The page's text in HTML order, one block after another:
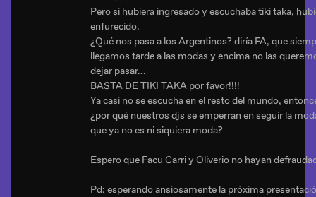
Pero si hubiera ingresado y escuchaba tiki taka,
enfurecido.
¿Qué nos pasa a los Argentinos? diría FA, que
llegamos tarde a las modas y encima no las
dejar pasar...
BASTA DE TIKI TAKA por favor!!!!
Ya casi no se escucha en el resto del mundo,
¿por qué nuestros djs se emperran en seguir la
que ya no es ni siquiera moda?
Espero que Facu Carri y Oliverio no hayan
Pd: esperando ansiosamente la próxima